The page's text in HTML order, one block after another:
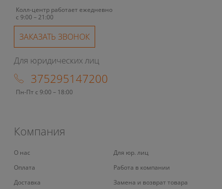
Колл-центр работает ежедневно
с 9:00 – 21:00
ЗАКАЗАТЬ ЗВОНОК
Для юридических лиц
375295147200
Пн-Пт с 9:00 – 18:00
Компания
О нас
Оплата
Доставка
Для юр. лиц
Работа в компании
Замена и возврат товара